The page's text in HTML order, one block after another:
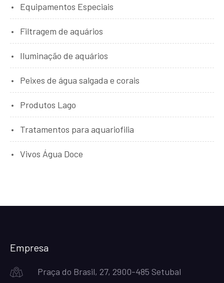
Equipamentos Especiais
Filtragem de aquários
Iluminação de aquários
Peixes de água salgada e corais
Produtos Lago
Tratamentos para aquariofilia
Vivos Água Doce
Empresa
Praça do Brasil, 27, 2900-485 Setubal